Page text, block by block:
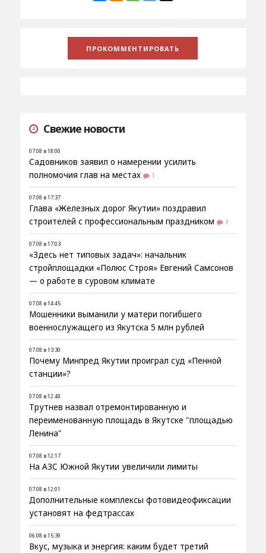
Свежие новости
07.08 в 18:00
Садовников заявил о намерении усилить
полномочия глав на местах
1
07.08 в 17:37
Глава «Железных дорог Якутии» поздравил
строителей с профессиональным праздником
1
07.08 в 17:03
«Здесь нет типовых задач»: начальник
стройплощадки «Полюс Строя» Евгений Самсонов
— о работе в суровом климате
07.08 в 14:45
Мошенники выманили у матери погибшего
военнослужащего из Якутска 5 млн рублей
07.08 в 13:30
Почему Минпред Якутии проиграл суд «Пенной
станции»?
07.08 в 12:48
Трутнев назвал отремонтированную и
переименованную площадь в Якутске "площадью
Ленина"
07.08 в 12:17
На АЗС Южной Якутии увеличили лимиты
07.08 в 12:01
Дополнительные комплексы фотовидеофиксации
установят на федтрассах
06.08 в 15:39
Вкус, музыка и энергия: каким будет третий